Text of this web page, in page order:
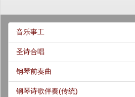
音乐事工
圣诗合唱
钢琴前奏曲
钢琴诗歌伴奏(传统)